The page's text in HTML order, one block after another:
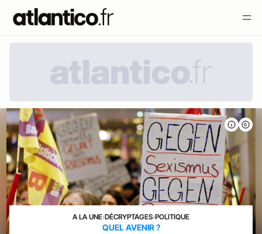
A LA UNE›DÉCRYPTAGES›POLITIQUE
QUEL AVENIR ?